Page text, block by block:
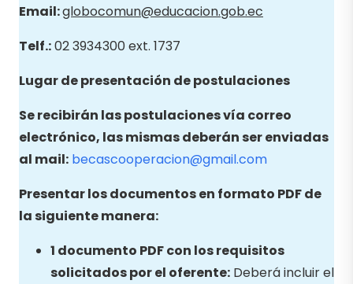
Email:globocomun@educacion.gob.ec
Telf.:02 3934300 ext. 1737
Lugar de presentación de postulaciones
Se recibirán las postulaciones vía correo
electrónico, las mismas deberán ser enviadas
al mail: becascooperacion@gmail.com
Presentar los documentos en formato PDF de
la siguiente manera:
1 documento PDF con los requisitos
solicitados por el oferente: Deberá incluir el